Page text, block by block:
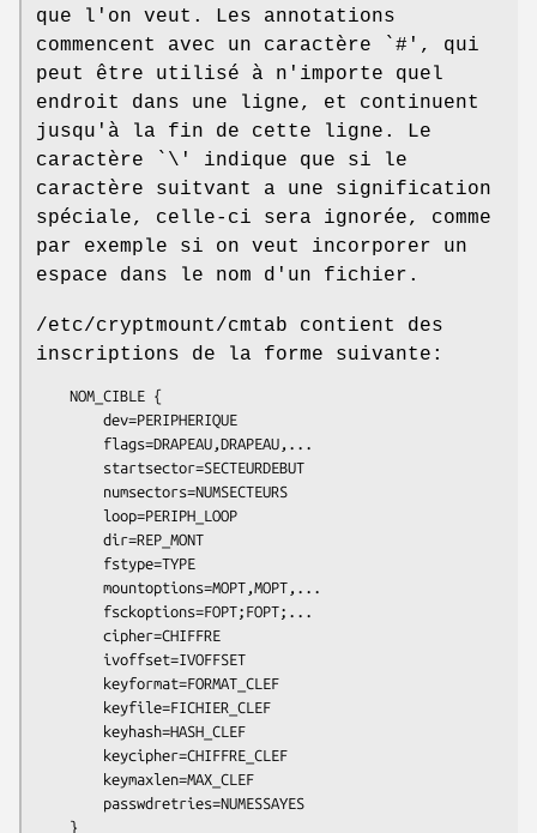
que l'on veut. Les annotations
commencent avec un caractère `#', qui
peut être utilisé à n'importe quel
endroit dans une ligne, et continuent
jusqu'à la fin de cette ligne. Le
caractère `\' indique que si le
caractère suitvant a une signification
spéciale, celle-ci sera ignorée, comme
par exemple si on veut incorporer un
espace dans le nom d'un fichier.
/etc/cryptmount/cmtab contient des
inscriptions de la forme suivante:
    }